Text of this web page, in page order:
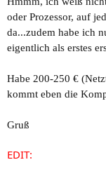
oder Prozessor, auf
da...zudem habe ich
eigentlich als erstes
Habe 200-250 €
kommt eben die
Gruß
EDIT: